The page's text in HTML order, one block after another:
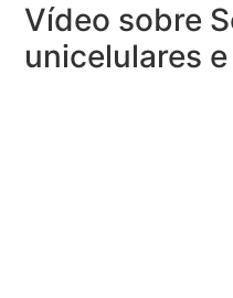
Vídeo sobre
unicelulares